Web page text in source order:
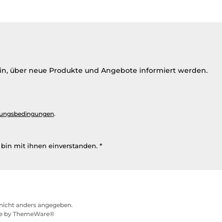
über neue Produkte und Angebote informiert werden.
.
mit ihnen einverstanden. *
anders angegeben.
by ThemeWare®